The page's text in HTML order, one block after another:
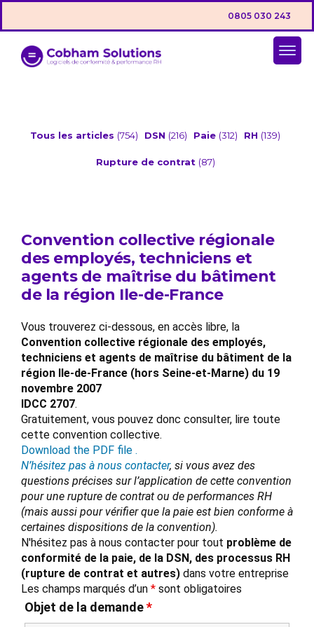
0805 030 243
Tous les articles (754) DSN (216) Paie (312) RH (139)
Rupture de contrat (87)
Convention collective régionale
des employés, techniciens et
agents de maîtrise du bâtiment
de la région Ile-de-France
Vous trouverez ci-dessous, en accès libre, la
Convention collective régionale des employés,
techniciens et agents de maîtrise du bâtiment de la
région Ile-de-France (hors Seine-et-Marne) du 19
novembre 2007
IDCC 2707.
Gratuitement, vous pouvez donc consulter, lire toute
cette convention collective.
Download the PDF file .
N’hésitez pas à nous contacter, si vous avez des
questions précises sur l’application de cette convention
pour une rupture de contrat ou de performances RH
(mais aussi pour vérifier que la paie est bien conforme à
certaines dispositions de la convention).
N'hésitez pas à nous contacter pour tout problème de
conformité de la paie, de la DSN, des processus RH
(rupture de contrat et autres) dans votre entreprise
Les champs marqués d’un * sont obligatoires
Objet de la demande*